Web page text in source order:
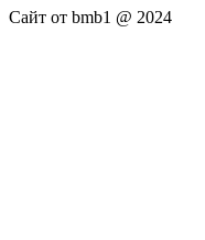
Сайт от bmb1 @ 2024